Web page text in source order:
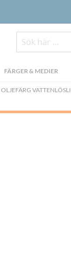
Sök
FÄRGER & MEDIER
OLJEFÄRG